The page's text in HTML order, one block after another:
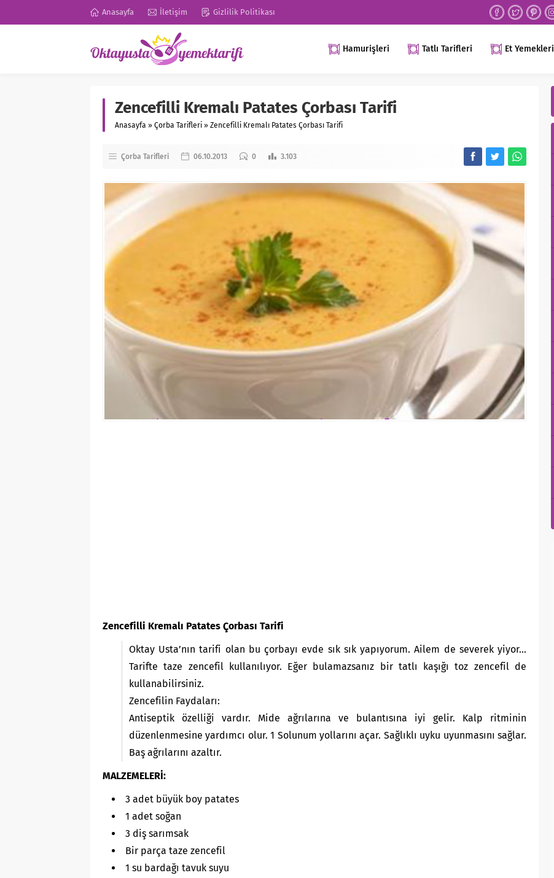
Anasayfa İletişim Gizlilik Politikası
Hamurişleri Tatlı Tarifleri Et Yemekleri
Zencefilli Kremalı Patates Çorbası Tarifi
Anasayfa » Çorba Tarifleri » Zencefilli Kremalı Patates Çorbası Tarifi
Çorba Tarifleri 06.10.2013 0 3.103
Zencefilli Kremalı Patates Çorbası Tarifi
Oktay Usta’nın tarifi olan bu çorbayı evde sık sık yapıyorum. Ailem de severek yiyor…
Tarifte taze zencefil kullanılıyor. Eğer bulamazsanız bir tatlı kaşığı toz zencefil de
kullanabilirsiniz.
Zencefilin Faydaları:
Antiseptik özelliği vardır. Mide ağrılarına ve bulantısına iyi gelir. Kalp ritminin
düzenlenmesine yardımcı olur. 1 Solunum yollarını açar. Sağlıklı uyku uyunmasını sağlar.
Baş ağrılarını azaltır.
MALZEMELERİ:
3 adet büyük boy patates
1 adet soğan
3 diş sarımsak
Bir parça taze zencefil
1 su bardağı tavuk suyu